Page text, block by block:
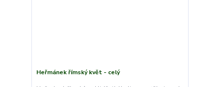
Heřmánek římský květ - celý